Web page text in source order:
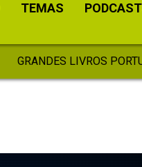
TEMAS
GRANDES LIVROS